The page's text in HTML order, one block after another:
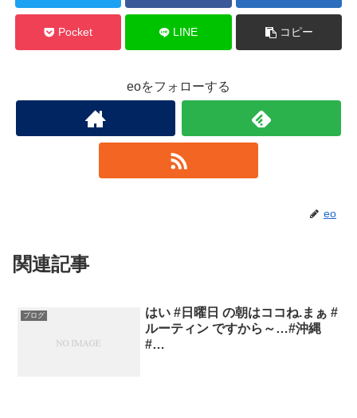
Pocket LINE コピー
eoをフォローする
eo
関連記事
ブログ
はい #日曜日 の朝はココね.まぁ #
ルーティン ですから～…#沖縄
#…